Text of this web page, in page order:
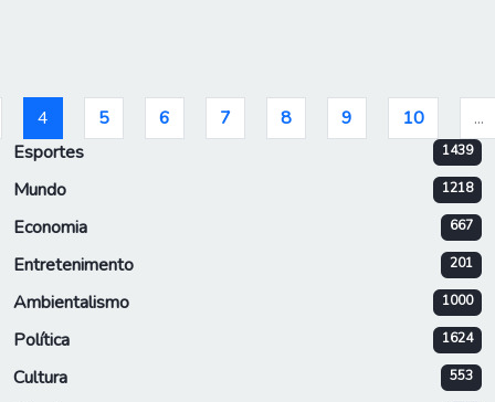
4 5 6 7 8 9 10
...
Esportes
1439
Mundo 1218
Economia 667
Entretenimento 201
Ambientalismo 1000
Política 1624
Cultura 553